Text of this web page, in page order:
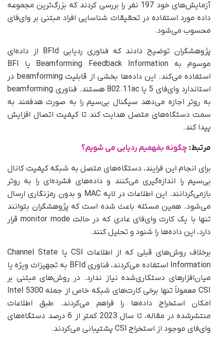
آزمایش‌های خود 197 نفر را بررسی کردند که بزرگ‌ترین مجموعه
داده مورد استفاده در تحقیقات شناسایی افراد مبتنی بر وای‌فای
محسوب می‌شود.
پژوهشگران توضیح دادند که فناوری ردیابی BFId از داده‌ای
موسوم به Beamforming Feedback Information یا BFI
استفاده می‌کند. این داده‌ها بخشی از قابلیت beamforming در
استاندارد وای‌فای 5 یا 802.11ac هستند. فناوری beamforming
به روتر اجازه می‌دهد سیگنال بی‌سیم را به‌ صورت هدفمند به
سمت دستگاه‌های متصل هدایت کند تا کیفیت اتصال افزایش
پیدا کند.
مرتبط: چگونه بفهمیم ردیابی می شویم؟
برای انجام این فرایند، دستگاه‌های متصل به شبکه کیفیت کانال
بی‌سیم را اندازه‌گیری می‌کنند و داده‌های فشرده‌ای را به روتر
بازمی‌گردانند. این اطلاعات در لایه MAC و بدون رمزنگاری ارسال
می‌شود. همین مسئله باعث شده است که پژوهشگران بتوانند
تنها با یک کارت وای‌فای عادی که در حالت monitor mode قرار
دارد، این داده‌ها را شنود و تحلیل کنند.
برخلاف روش‌های قبلی که از اطلاعات CSI یا Channel State
Information استفاده می‌کردند، فناوری BFId به تجهیزات ویژه یا
میان‌افزارهای دستکاری‌شده نیاز ندارد. در روش‌های مبتنی بر
CSI معمولاً تنها برخی کارت‌های شبکه خاص از جمله Intel 5300
امکان استخراج داده‌ها را فراهم می‌کردند. طبق اطلاعات
منتشرشده در مقاله، تا سال 2023 کمتر از 6 درصد دستگاه‌های
وای‌فای موجود از استخراج CSI پشتیبانی می‌کردند.